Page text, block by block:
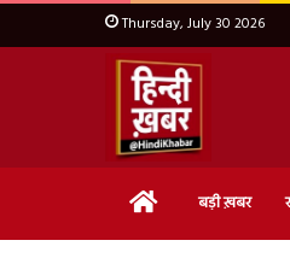
Thursday, July 30 2026
Home बड़ी ख़बर